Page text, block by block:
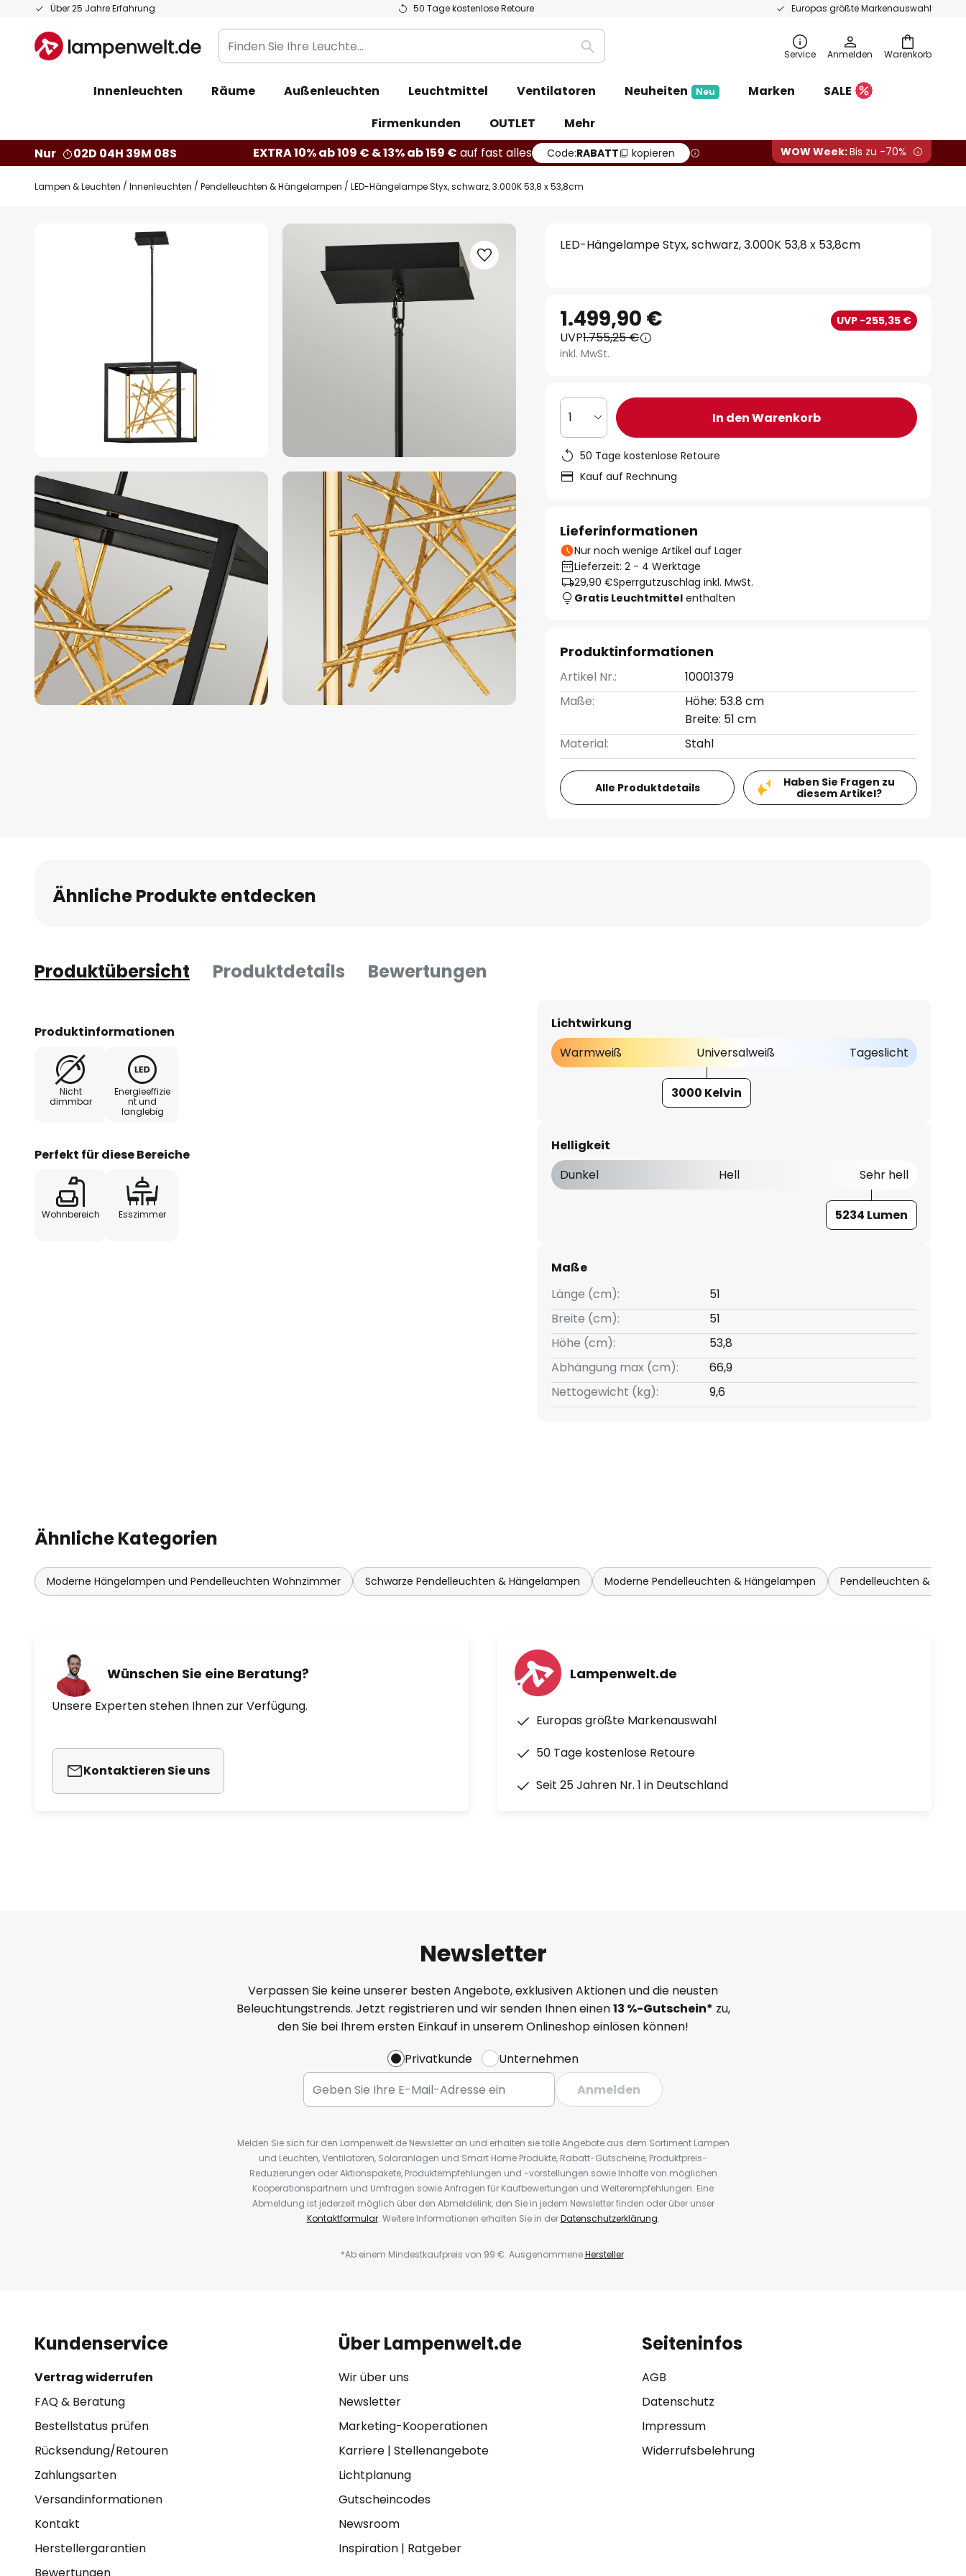
Über 25 Jahre Erfahrung 50 Tage kostenlose Retoure Europas größte Markenauswahl
Zum
springen
Warenkorb
Finden
Sie
Leuchte...
Suche Service Anmelden
Innenleuchten Räume Außenleuchten Leuchtmittel Ventilatoren Neuheiten Neu Marken
SALE
Firmenkunden
OUTLET
Mehr
Nur
02D 04H 39M 07S EXTRA 10% ab 109 € & 13% ab 159 € auf fast alles Code:RABATT kopieren WOW Week:Bis zu -70%
Lampen & Leuchten Innenleuchten Pendelleuchten & Hängelampen LED-Hängelampe Styx, schwarz, 3.000K 53,8 x 53,8cm
LED-Hängelampe Styx, schwarz, 3.000K 53,8 x 53,8cm
1.499,90 € UVP -255,35 €
UVP1.755,25 €
inkl. MwSt.
1 In den Warenkorb
50 Tage kostenlose Retoure
Kauf auf Rechnung
Lieferinformationen
Nur noch wenige Artikel auf Lager
Lieferzeit: 2 - 4 Werktage
29,90 €Sperrgutzuschlag inkl. MwSt.
Gratis Leuchtmittel enthalten
Produktinformationen
Artikel Nr.:
10001379
Maße:
Höhe: 53.8 cm
Breite: 51 cm
Material:
Stahl
Alle Produktdetails
Haben Sie Fragen zu
diesem Artikel?
Ähnliche Produkte entdecken
Produktübersicht Produktdetails Bewertungen
Produktinformationen
Nicht
dimmbar
Energieeffizie
nt und
langlebig
Perfekt für diese Bereiche
Wohnbereich Esszimmer
Lichtwirkung
Warmweiß
Universalweiß Tageslicht
3000 Kelvin
Helligkeit
Dunkel
Hell Sehr hell
5234 Lumen
Maße
Länge (cm):
51
Breite (cm):
51
Höhe (cm):
53,8
Abhängung max (cm):
66,9
Nettogewicht (kg):
9,6
Ähnliche Kategorien
Moderne Hängelampen und Pendelleuchten Wohnzimmer Schwarze Pendelleuchten & Hängelampen Moderne Pendelleuchten & Hängelampen Pendelleuchten &
Wünschen Sie eine Beratung?
Unsere Experten stehen Ihnen zur Verfügung.
Kontaktieren Sie uns
Lampenwelt.de
Europas größte Markenauswahl
50 Tage kostenlose Retoure
Seit 25 Jahren Nr. 1 in Deutschland
Newsletter
Verpassen Sie keine unserer besten Angebote, exklusiven Aktionen und die neusten
Beleuchtungstrends. Jetzt registrieren und wir senden Ihnen einen13 %-Gutschein* zu,
den Sie bei Ihrem ersten Einkauf in unserem Onlineshop einlösen können!
Privatkunde
Unternehmen
Anmelden
Melden Sie sich für den Lampenwelt.de Newsletter an und erhalten sie tolle Angebote aus dem Sortiment Lampen
und Leuchten, Ventilatoren, Solaranlagen und Smart Home Produkte, Rabatt-Gutscheine, Produktpreis-
Reduzierungen oder Aktionspakete, Produktempfehlungen und -vorstellungen sowie Inhalte von möglichen
Kooperationspartnern und Umfragen sowie Anfragen für Kaufbewertungen und Weiterempfehlungen. Eine
Abmeldung ist jederzeit möglich über den Abmeldelink, den Sie in jedem Newsletter finden oder über unser
Kontaktformular. Weitere Informationen erhalten Sie in derDatenschutzerklärung.
*Ab einem Mindestkaufpreis von 99 €. AusgenommeneHersteller.
Kundenservice
Vertrag widerrufen
FAQ & Beratung
Bestellstatus prüfen
Rücksendung/Retouren
Zahlungsarten
Versandinformationen
Kontakt
Herstellergarantien
Über Lampenwelt.de
Wir über uns
Newsletter
Marketing-Kooperationen
Karriere| Stellenangebote
Lichtplanung
Gutscheincodes
Newsroom
Inspiration| Ratgeber
Seiteninfos
AGB
Datenschutz
Impressum
Widerrufsbelehrung